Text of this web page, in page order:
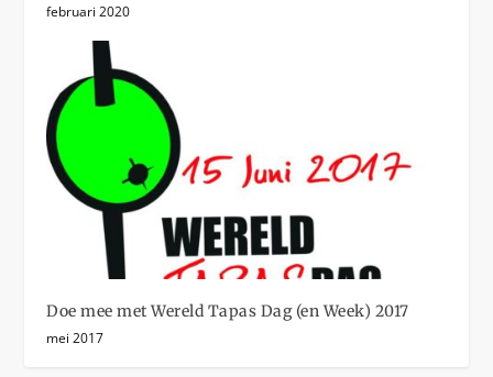
februari 2020
Doe mee met Wereld Tapas Dag (en Week) 2017
mei 2017